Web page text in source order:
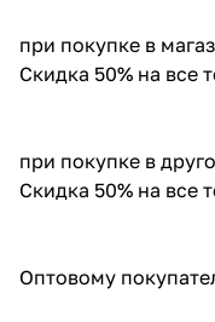
при покупке в
Скидка 50% на все
при покупке в
Скидка 50% на все
Оптовому